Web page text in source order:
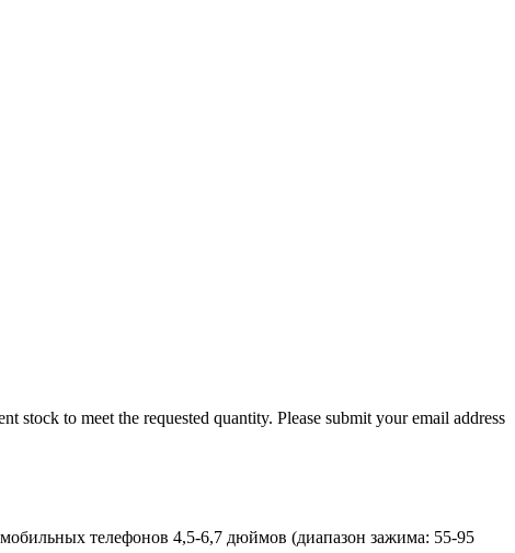
stock to meet the requested quantity. Please submit your email address
телефонов 4,5-6,7 дюймов (диапазон зажима: 55-95